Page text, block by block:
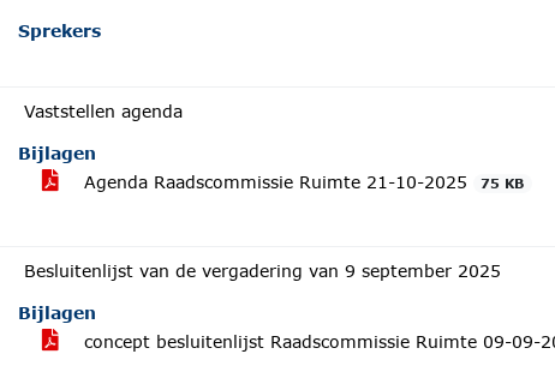
Sprekers
Vaststellen agenda
Bijlagen
Agenda Raadscommissie Ruimte 21-10-2025
75 KB
Besluitenlijst van de vergadering van 9 september 2025
Bijlagen
concept besluitenlijst Raadscommissie Ruimte 09-09-